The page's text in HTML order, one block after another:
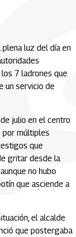
luz del día en
7 ladrones que
un servicio de
julio en el centro
por múltiples
que
gritar desde la
no hubo
que asciende a
el alcalde
que postergaba